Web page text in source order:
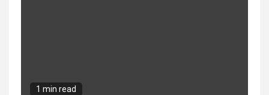
1 min read